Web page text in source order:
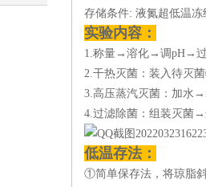
存储条件: 液氮超低温
实验内容：
1.称量→溶化→调pH→
2.干热灭菌：装入待
3.高压蒸汽灭菌：加
4.过滤除菌：组装灭
低温存法：
①简单保存法，将琼脂